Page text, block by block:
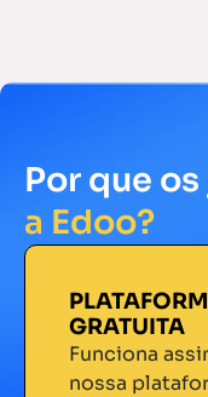
Por que
a Edoo?
GRATUITA
Funciona
nossa